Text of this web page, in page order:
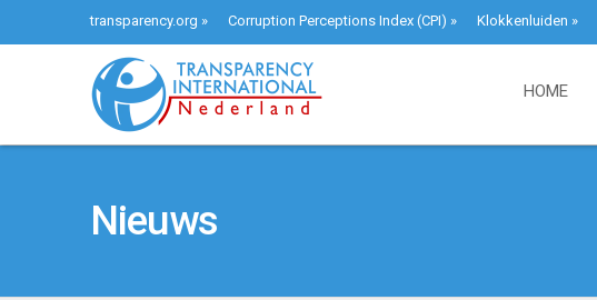
transparency.org » Corruption Perceptions Index (CPI) » Klokkenluiden »
HOME
Nieuws